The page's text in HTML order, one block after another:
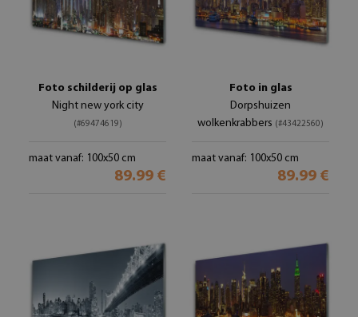
Foto schilderij op glas
Night new york city
(#69474619)
maat vanaf: 100x50 cm
89.99 €
Foto in glas
Dorpshuizen
wolkenkrabbers (#43422560)
maat vanaf: 100x50 cm
89.99 €